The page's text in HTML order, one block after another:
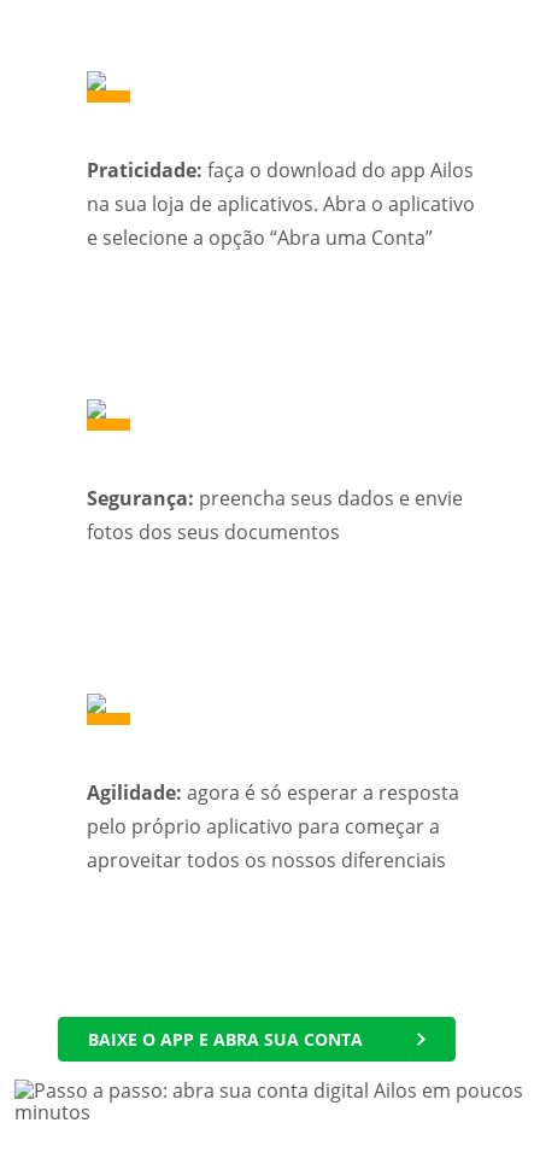
Praticidade: faça o download do app Ailos
na sua loja de aplicativos. Abra o aplicativo
e selecione a opção “Abra uma Conta”
Segurança: preencha seus dados e envie
fotos dos seus documentos
Agilidade: agora é só esperar a resposta
pelo próprio aplicativo para começar a
aproveitar todos os nossos diferenciais
BAIXE O APP E ABRA SUA CONTA